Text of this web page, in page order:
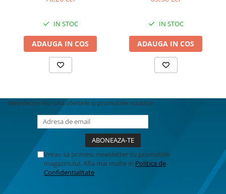
COSTUME BAIETI SI PELERINE
COSTUME FETE ROCHITE FUSTE
COSTUME PETRECERE ADULTI
COSTUME SI ACCESORII
TRICOURI TEMATICE 3D
IN STOC
ADAUGA IN COS
IN STOC
ADAUGA IN COS
Newsletter Nu rata ofertele si promotiile noastre
Vreau sa primesc newsletter cu promotiile
magazinului. Afla mai multe in Politica de
Confidentialitate